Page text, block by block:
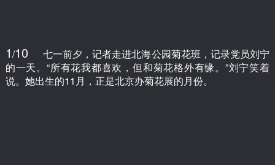
1/10
七一前夕，记者走进北海公园菊花班，记录党员刘宁
的一天。“所有花我都喜欢，但和菊花格外有缘。”刘宁笑着
说。她出生的11月，正是北京办菊花展的月份。